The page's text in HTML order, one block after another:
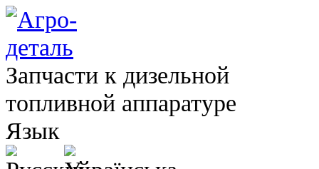
Запчасти к дизельной
топливной аппаратуре
Язык